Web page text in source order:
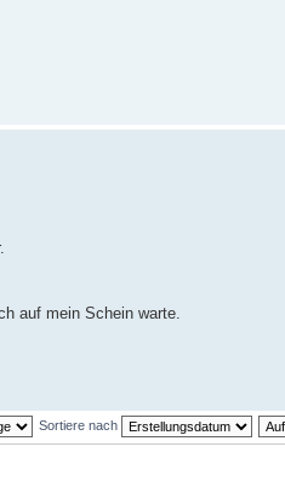
auf mein Schein warte.
Sortiere nach